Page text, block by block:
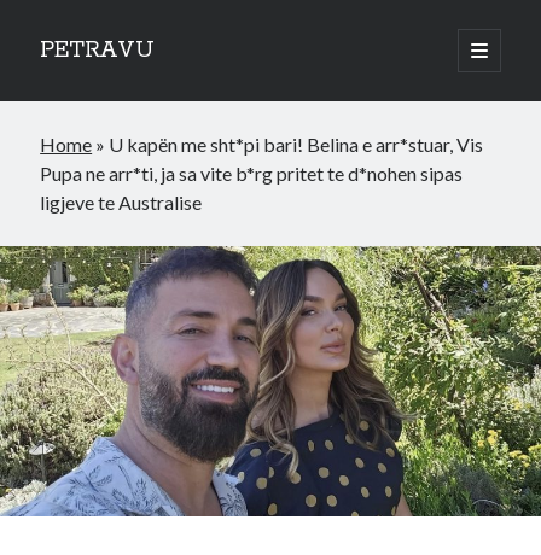
PETRAVU
open
primary
Sidebar
Bank
Credit Cards
Uncategorized
Home » U kapën me sht*pi bari! Belina e arr*stuar, Vis
Pupa ne arr*ti, ja sa vite b*rg pritet te d*nohen sipas
ligjeve te Australise